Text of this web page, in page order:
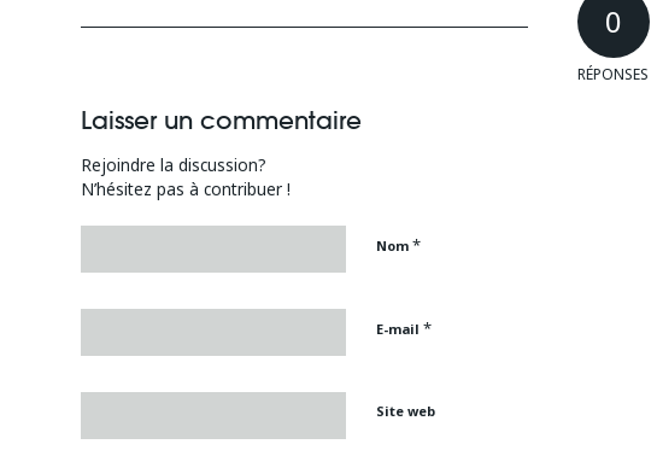
0
RÉPONSES
Laisser un commentaire
Rejoindre la discussion?
N’hésitez pas à contribuer !
Nom *
E-mail *
Site web